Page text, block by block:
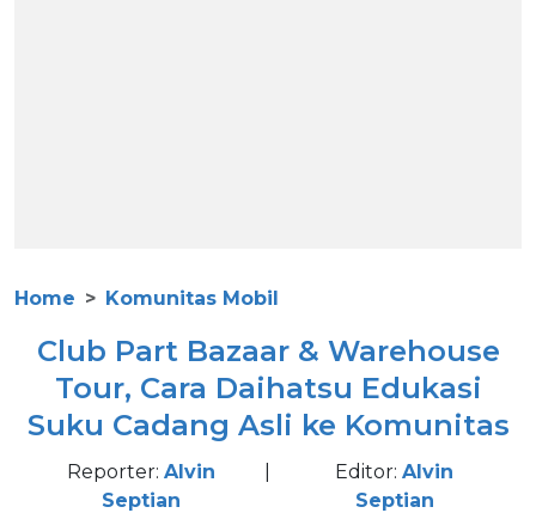
Home Komunitas Mobil
Club Part Bazaar & Warehouse
Tour, Cara Daihatsu Edukasi
Suku Cadang Asli ke Komunitas
Reporter: Alvin
Septian
Editor:Alvin
Septian